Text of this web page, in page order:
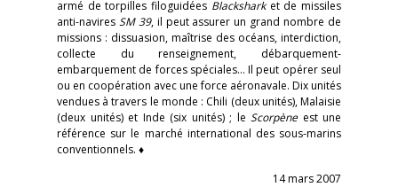
armé de torpilles filoguidées Blackshark et de missiles
anti-navires SM 39, il peut assurer un grand nombre de
missions : dissuasion, maîtrise des océans, interdiction,
collecte du renseignement, débarquement-
embarquement de forces spéciales… Il peut opérer seul
ou en coopération avec une force aéronavale. Dix unités
vendues à travers le monde : Chili (deux unités), Malaisie
(deux unités) et Inde (six unités) ; le Scorpène est une
référence sur le marché international des sous-marins
conventionnels. ♦
14 mars 2007